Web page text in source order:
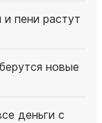
пени растут
новые
деньги с